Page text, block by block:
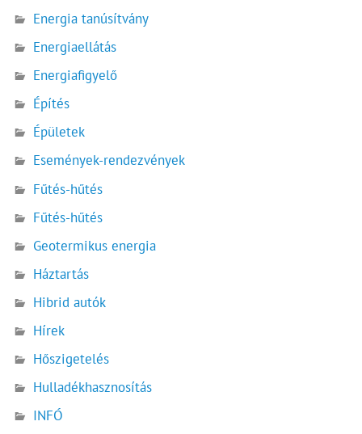
Energia tanúsítvány
Energiaellátás
Energiafigyelő
Építés
Épületek
Események-rendezvények
Fűtés-hűtés
Fűtés-hűtés
Geotermikus energia
Háztartás
Hibrid autók
Hírek
Hőszigetelés
Hulladékhasznosítás
INFÓ